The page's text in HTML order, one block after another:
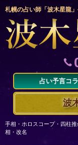
札幌の占い師「波木星龍
占い予言コ
波
手相・ホロスコープ・四柱
相・改名